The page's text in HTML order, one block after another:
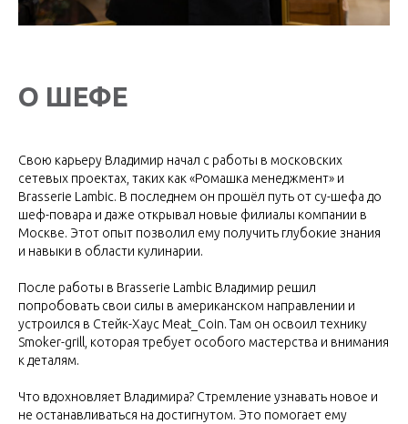
О ШЕФЕ
Свою карьеру Владимир начал с работы в московских
сетевых проектах, таких как «Ромашка менеджмент» и
Brasserie Lambic. В последнем он прошёл путь от су-шефа до
шеф-повара и даже открывал новые филиалы компании в
Москве. Этот опыт позволил ему получить глубокие знания
и навыки в области кулинарии.
После работы в Brasserie Lambic Владимир решил
попробовать свои силы в американском направлении и
устроился в Стейк-Хаус Meat_Coin. Там он освоил технику
Smoker-grill, которая требует особого мастерства и внимания
к деталям.
Что вдохновляет Владимира? Стремление узнавать новое и
не останавливаться на достигнутом. Это помогает ему